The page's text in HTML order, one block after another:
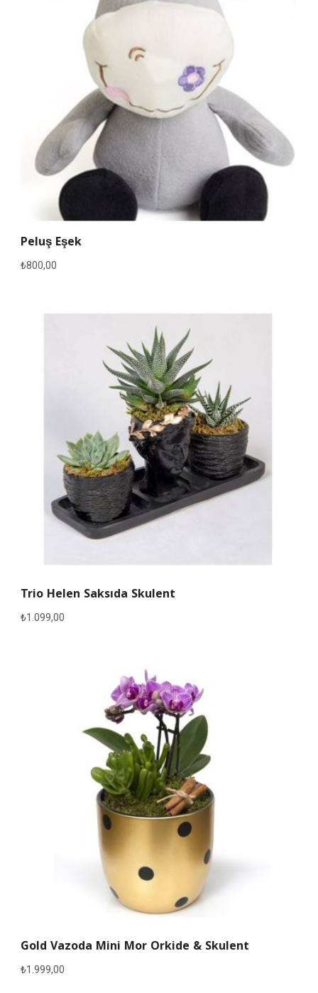
Peluş Eşek
₺800,00
Trio Helen Saksıda Skulent
₺1.099,00
Gold Vazoda Mini Mor Orkide & Skulent
₺1.999,00